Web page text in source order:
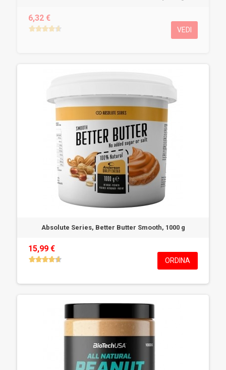
6,32 €
VEDI
Absolute Series, Better Butter Smooth, 1000 g
15,99 €
ORDINA